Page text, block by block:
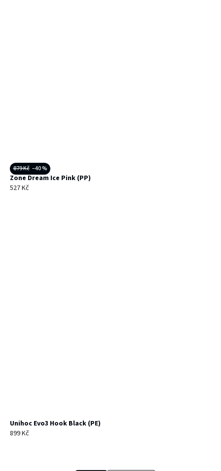
879 Kč –40 %
Zone Dream Ice Pink (PP)
527 Kč
Unihoc Evo3 Hook Black (PE)
899 Kč